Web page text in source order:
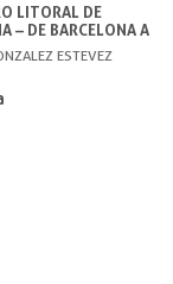
LITORAL DE
– DE BARCELONA A
ESTEVEZ